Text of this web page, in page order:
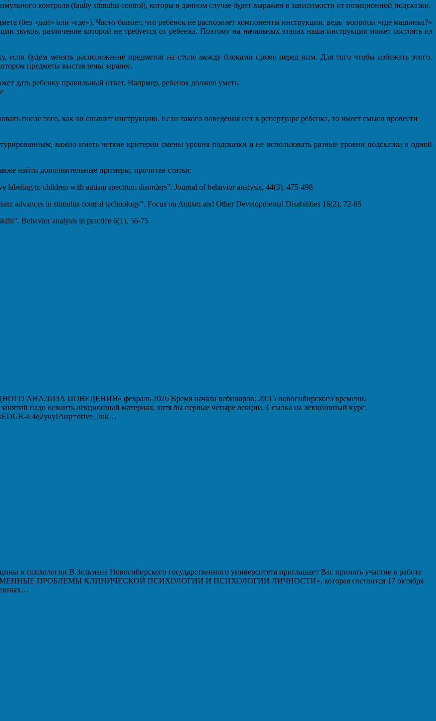
контроля (faulty stimulus control), которы в данном случае будет выражен в зависимости от позиционной подсказки.
(без «дай» или «где»). Часто бывает, что ребенок не распознает компоненты инструкции, ведь вопросы «где машинка?»
звуков, различение которой не требуется от ребенка. Поэтому на начальных этапах наша инструкция может состоять из
будем менять расположение предметов на столе между блоками прямо перед ним. Для того чтобы избежать этого,
предметы выставлены заранее.
дать ребенку правильный ответ. Напрмер, ребенок должен уметь:
после того, как он слышит инструкцию. Если такого поведения нет в репертуаре ребенка, то имеет смысл провести
важно иметь четкие критерии смены уровня подсказки и не использовать разные уровни подсказки в одной
найти дополнительные примеры, прочитав статьи:
to children with autism spectrum disorders”. Journal of behavior analysis, 44(3), 475-498
advances in stimulus control technology”. Focus on Autism and Other Developmental Disabilities 16(2), 72-85
Behavior analysis in practice 6(1), 56-75
ПОВЕДЕНИЯ» февраль 2026 Время начала вебинаров: 20:15 новосибирского времени,
надо освоить лекционный материал, хотя бы первые четыре лекции. Ссылка на лекционный курс:
L4q2yuyI?usp=drive_link…
и психологии В.Зельмана Новосибирского государственного университета приглашает Вас принять участие в работе
ПРОБЛЕМЫ КЛИНИЧЕСКОЙ ПСИХОЛОГИИ И ПСИХОЛОГИИ ЛИЧНОСТИ», которая состоится 17 октября